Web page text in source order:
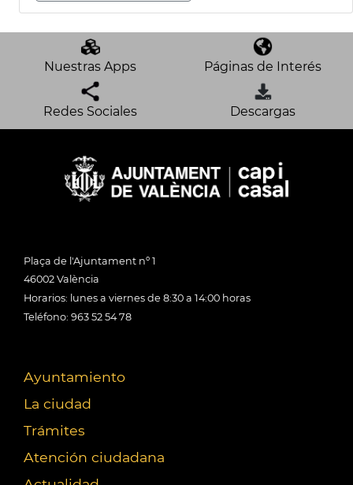
Nuestras Apps Páginas de Interés
Redes Sociales Descargas
Plaça de l'Ajuntament nº 1
46002 València
Horarios: lunes a viernes de 8:30 a 14:00 horas
Teléfono: 963 52 54 78
Ayuntamiento
La ciudad
Trámites
Atención ciudadana